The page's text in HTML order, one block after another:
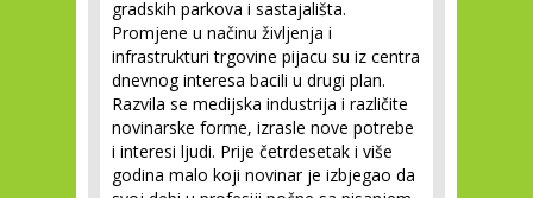
gradskih parkova i sastajališta.
Promjene u načinu življenja i
infrastrukturi trgovine pijacu su iz centra
dnevnog interesa bacili u drugi plan.
Razvila se medijska industrija i različite
novinarske forme, izrasle nove potrebe
i interesi ljudi. Prije četrdesetak i više
godina malo koji novinar je izbjegao da